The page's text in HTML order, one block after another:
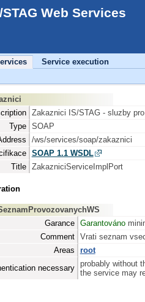
STAG Web Services
Service execution
Zakaznici IS/STAG - sluzby
Type
SOAP
/ws/services/soap/zakaznici
SOAP 1.1 WSDL
Title
ZakazniciServiceImplPort
Garance
Garantováno
Comment
Vrati seznam
Areas
root
necessary
probably without
the service may